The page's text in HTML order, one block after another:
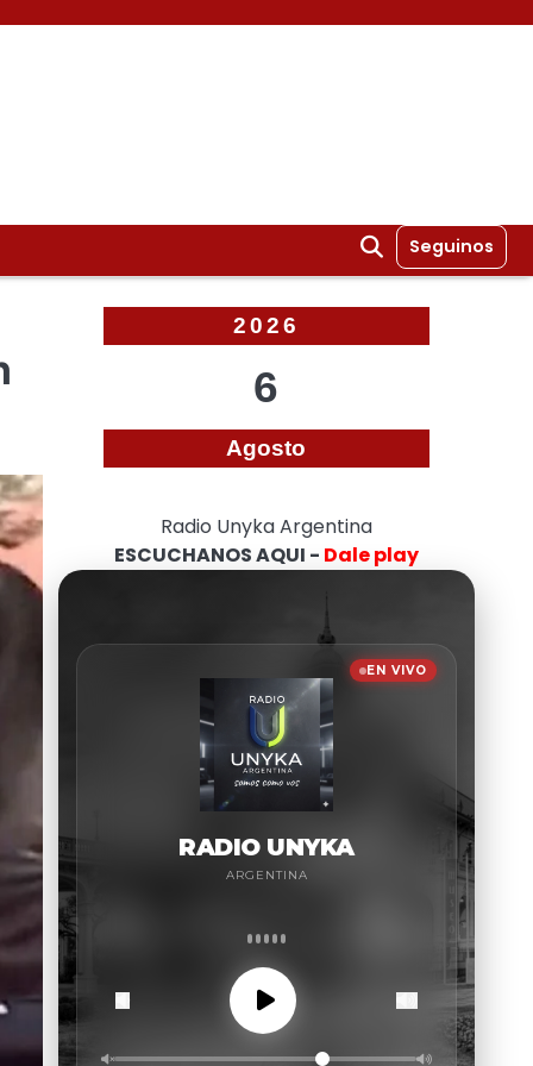
Seguinos
2026
6
Agosto
Radio Unyka Argentina
ESCUCHANOS AQUI - Dale play